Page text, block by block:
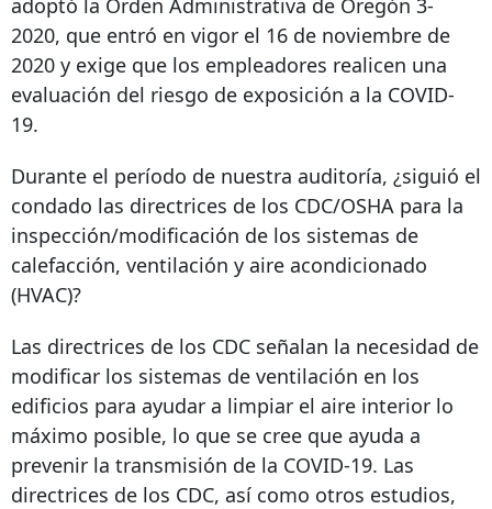
adoptó la Orden Administrativa de Oregón 3-
2020, que entró en vigor el 16 de noviembre de
2020 y exige que los empleadores realicen una
evaluación del riesgo de exposición a la COVID-
19.
Durante el período de nuestra auditoría, ¿siguió el
condado las directrices de los CDC/OSHA para la
inspección/modificación de los sistemas de
calefacción, ventilación y aire acondicionado
(HVAC)?
Las directrices de los CDC señalan la necesidad de
modificar los sistemas de ventilación en los
edificios para ayudar a limpiar el aire interior lo
máximo posible, lo que se cree que ayuda a
prevenir la transmisión de la COVID-19. Las
directrices de los CDC, así como otros estudios,